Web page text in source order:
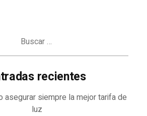
recientes
asegurar siempre la mejor tarifa de
luz